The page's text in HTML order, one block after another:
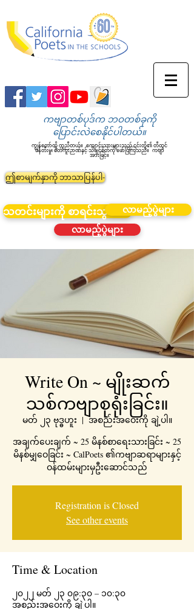
ကဗျာတစ်ပုဒ်က ဘဝတစ်ခုကို
ပြောင်းလဲစေနိုင်ပါတယ်။
ကျွန်တော်တို့ ကူညီတယ်။ ကျောင်းသားများသည် ၎င်းတို့၏ တီထွင်
ဖန်တီးမှု၊ စိတ်ကူးဉာဏ်နှင့် သိချင်စိတ်ကို ဖော်ပြကြသည်။ ကဗျာ
အားဖြင့်။
ဤစာမျက်နှာကို ဘာသာပြန်ပါ-
သတင်းများကို စာရင်းသွင်းပါ။လာမည့်ပွဲများ
လာမည့်ပွဲများ
Write On ~ မျိုးဆက်
သစ်ကဗျာစုရုံးခြင်း။
မတ် ၂၃ ဗုဒ္ဓဟူး
  |
အစည်းအဝေးကို ချဲ့ပါ။
အချက်ပေးချက် ~ 25 မိနစ်စာရေးသားခြင်း ~ 25
မိနစ်မျှဝေခြင်း ~ CalPoets ၏ကဗျာဆရာများနှင့်
ဝန်ထမ်းများမှဦးဆောင်သည်
Registration is Closed
See other events
Time & Location
၂၀၂၂ မတ် ၂၃ ၀၉:၃၀ – ၁၀:၃၀
အစည်းအဝေးကို ချဲ့ပါ။